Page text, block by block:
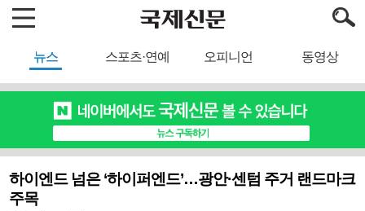
뉴스 스포츠·연예 오피니언 동영상
하이엔드 넘은 ‘하이퍼엔드’…광안·센텀 주거 랜드마크
주목